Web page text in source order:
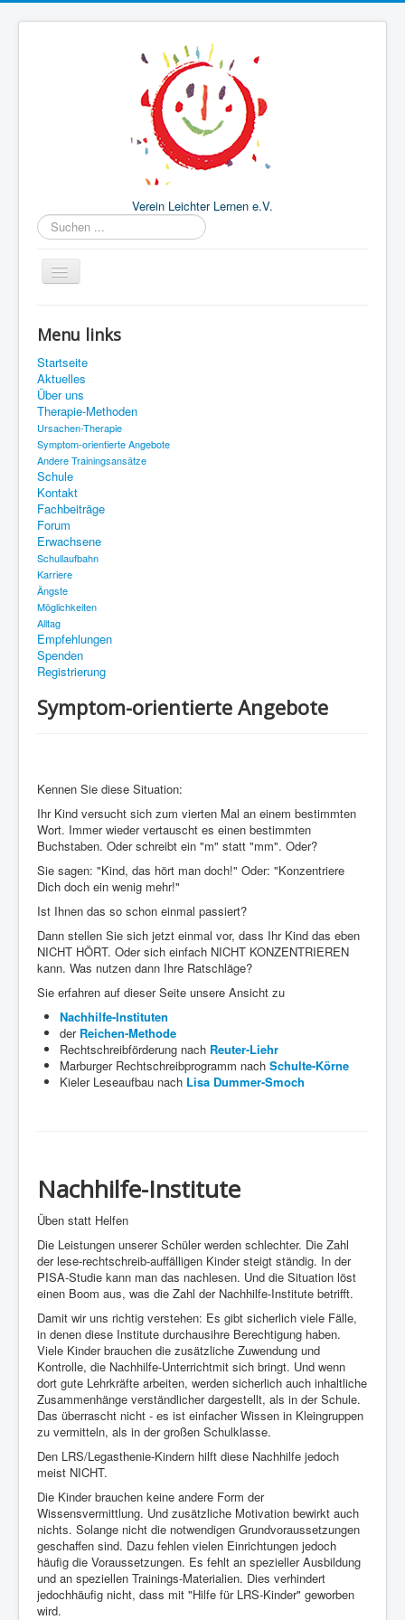
Verein Leichter Lernen e.V.
Suchen
...
Aktuelles
Über uns
Therapie-Methoden
Schule
Kontakt
Fachbeiträge
Forum
Erwachsene
Empfehlungen
Spenden
Registrierung
Menu links
Startseite
Aktuelles
Über uns
Therapie-Methoden
Ursachen-Therapie
Symptom-orientierte Angebote
Andere Trainingsansätze
Schule
Kontakt
Fachbeiträge
Forum
Erwachsene
Schullaufbahn
Karriere
Ängste
Möglichkeiten
Alltag
Empfehlungen
Spenden
Registrierung
Symptom-orientierte Angebote
Kennen Sie diese Situation:
Ihr Kind versucht sich zum vierten Mal an einem bestimmten
Wort. Immer wieder vertauscht es einen bestimmten
Buchstaben. Oder schreibt ein "m" statt "mm". Oder?
Sie sagen: "Kind, das hört man doch!" Oder: "Konzentriere
Dich doch ein wenig mehr!"
Ist Ihnen das so schon einmal passiert?
Dann stellen Sie sich jetzt einmal vor, dass Ihr Kind das eben
NICHT HÖRT. Oder sich einfach NICHT KONZENTRIEREN
kann. Was nutzen dann Ihre Ratschläge?
Sie erfahren auf dieser Seite unsere Ansicht zu
Nachhilfe-Instituten
der Reichen-Methode
Rechtschreibförderung nach Reuter-Liehr
Marburger Rechtschreibprogramm nach Schulte-Körne
Kieler Leseaufbau nach Lisa Dummer-Smoch
Nachhilfe-Institute
Üben statt Helfen
Die Leistungen unserer Schüler werden schlechter. Die Zahl
der lese-rechtschreib-auffälligen Kinder steigt ständig. In der
PISA-Studie kann man das nachlesen. Und die Situation löst
einen Boom aus, was die Zahl der Nachhilfe-Institute betrifft.
Damit wir uns richtig verstehen: Es gibt sicherlich viele Fälle,
in denen diese Institute durchausihre Berechtigung haben.
Viele Kinder brauchen die zusätzliche Zuwendung und
Kontrolle, die Nachhilfe-Unterrichtmit sich bringt. Und wenn
dort gute Lehrkräfte arbeiten, werden sicherlich auch inhaltliche
Zusammenhänge verständlicher dargestellt, als in der Schule.
Das überrascht nicht - es ist einfacher Wissen in Kleingruppen
zu vermitteln, als in der großen Schulklasse.
Den LRS/Legasthenie-Kindern hilft diese Nachhilfe jedoch
meist NICHT.
Die Kinder brauchen keine andere Form der
Wissensvermittlung. Und zusätzliche Motivation bewirkt auch
nichts. Solange nicht die notwendigen Grundvoraussetzungen
geschaffen sind. Dazu fehlen vielen Einrichtungen jedoch
häufig die Voraussetzungen. Es fehlt an spezieller Ausbildung
und an speziellen Trainings-Materialien. Dies verhindert
jedochhäufig nicht, dass mit "Hilfe für LRS-Kinder" geworben
wird.